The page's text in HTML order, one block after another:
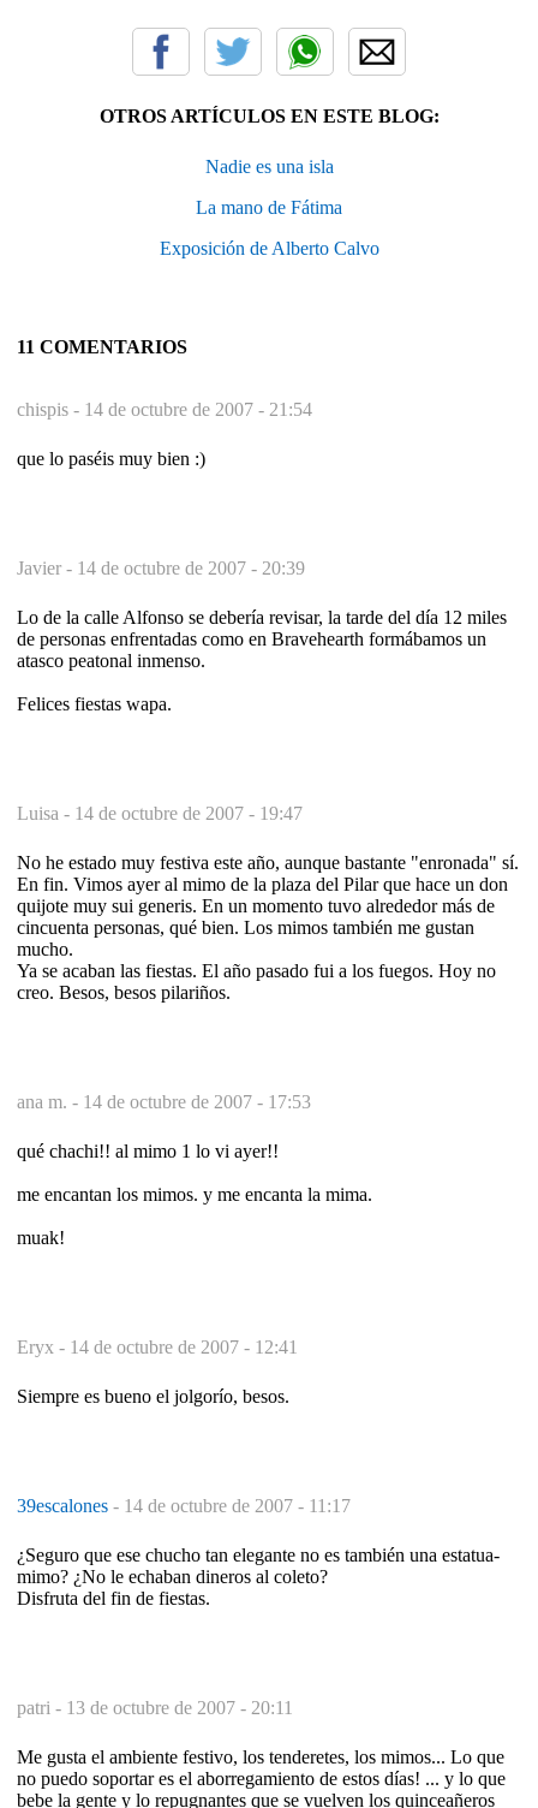
OTROS ARTÍCULOS EN ESTE BLOG:
Nadie es una isla
La mano de Fátima
Exposición de Alberto Calvo
11 COMENTARIOS
chispis - 14 de octubre de 2007 - 21:54
que lo paséis muy bien :)
Javier - 14 de octubre de 2007 - 20:39
Lo de la calle Alfonso se debería revisar, la tarde del día 12 miles
de personas enfrentadas como en Bravehearth formábamos un
atasco peatonal inmenso.
Felices fiestas wapa.
Luisa - 14 de octubre de 2007 - 19:47
No he estado muy festiva este año, aunque bastante "enronada" sí.
En fin. Vimos ayer al mimo de la plaza del Pilar que hace un don
quijote muy sui generis. En un momento tuvo alrededor más de
cincuenta personas, qué bien. Los mimos también me gustan
mucho.
Ya se acaban las fiestas. El año pasado fui a los fuegos. Hoy no
creo. Besos, besos pilariños.
ana m. - 14 de octubre de 2007 - 17:53
qué chachi!! al mimo 1 lo vi ayer!!
me encantan los mimos. y me encanta la mima.
muak!
Eryx - 14 de octubre de 2007 - 12:41
Siempre es bueno el jolgorío, besos.
39escalones - 14 de octubre de 2007 - 11:17
¿Seguro que ese chucho tan elegante no es también una estatua-
mimo? ¿No le echaban dineros al coleto?
Disfruta del fin de fiestas.
patri - 13 de octubre de 2007 - 20:11
Me gusta el ambiente festivo, los tenderetes, los mimos... Lo que
no puedo soportar es el aborregamiento de estos días! ... y lo que
bebe la gente y lo repugnantes que se vuelven los quinceañeros